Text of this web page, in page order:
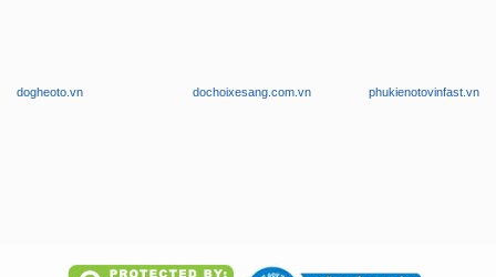
dogheoto.vn dochoixesang.com.vn phukienotovinfast.vn